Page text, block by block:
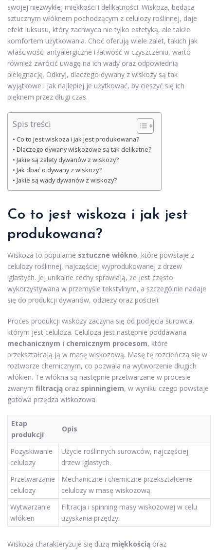
swojej niezwykłej miękkości i delikatności. Wiskoza, będąca
sztucznym włóknem pochodzącym z celulozy roślinnej, daje
efekt luksusu, który zachwyca nie tylko estetyką, ale także
komfortem użytkowania. Choć oferują wiele zalet, takich jak
właściwości antyalergiczne i łatwość w czyszczeniu, warto
również zwrócić uwagę na ich wady oraz odpowiednią
pielęgnację. Odkryj, dlaczego dywany z wiskozy są tak
wyjątkowe i jak najlepiej je użytkować, by cieszyć się ich
pięknem przez długi czas.
Spis treści
Co to jest wiskoza i jak jest produkowana?
Dlaczego dywany wiskozowe są tak delikatne?
Jakie są zalety dywanów z wiskozy?
Jak dbać o dywany z wiskozy?
Jakie są wady dywanów z wiskozy?
Co to jest wiskoza i jak jest
produkowana?
Wiskoza to popularne sztuczne włókno, które powstaje z
celulozy roślinnej, najczęściej wyprodukowanej z drzew
iglastych. Jej unikalne cechy sprawiają, że jest często
wykorzystywana w przemyśle tekstylnym, a szczególnie nadaje
się do produkcji dywanów, odzieży oraz pościeli.
Proces produkcji wiskozy zaczyna się od podjęcia surowca,
którym jest celuloza. Celuloza jest następnie poddawana
mechanicznym i chemicznym procesom, które
przekształcają ją w masę wiskozową. Masę tę rozcieńcza się w
roztworze chemicznym, co pozwala na wytworzenie długich
włókien. Te włókna są następnie przetwarzane w procesie
zwanym filtracją oraz spinningiem, w wyniku czego powstaje
gotowa przędza wiskozowa.
Etap
produkcji
Opis
Pozyskiwanie
celulozy
Użycie roślinnych surowców, najczęściej
drzew iglastych.
Przetwarzanie
celulozy
Mechaniczne i chemiczne przekształcenie
celulozy w masę wiskozową.
Wytwarzanie
włókien
Filtracja i spinning masy wiskozowej w celu
uzyskania przędzy.
Wiskoza charakteryzuje się dużą miękkością oraz